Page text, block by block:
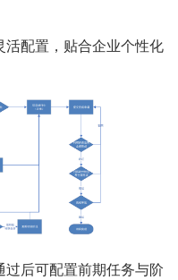
配置，贴合企业个性化
后可配置前期任务与阶